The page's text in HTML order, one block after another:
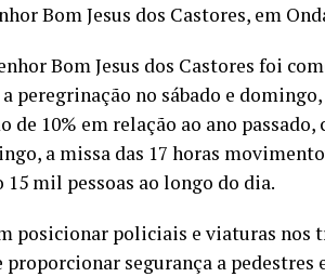
Bom Jesus dos Castores, em
Bom Jesus dos Castores foi
peregrinação no sábado e
10% em relação ao ano passado,
a missa das 17 horas
mil pessoas ao longo do dia.
posicionar policiais e viaturas nos
segurança a pedestres